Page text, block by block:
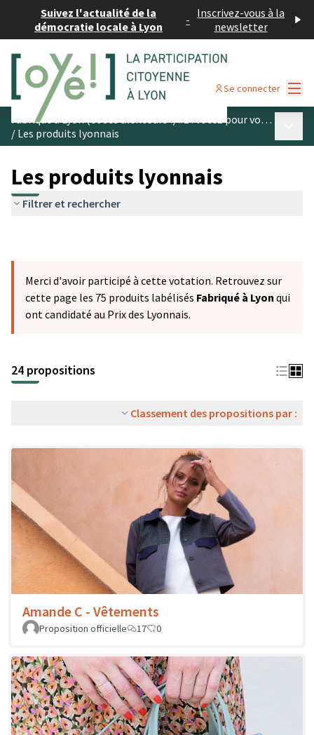
Suivez l'actualité de la
démocratie locale à Lyon
- Inscrivez-vous à la
newsletter
Se connecter
Fabriqué à Lyon (et ses alentours !) #1 : votez pour vos produits préférés
/ Les produits lyonnais
Les produits lyonnais
Filtrer et rechercher
Merci d'avoir participé à cette votation. Retrouvez sur
cette page les 75 produits labélisés Fabriqué à Lyon qui
ont candidaté au Prix des Lyonnais.
24 propositions
Classement des propositions par :
Amande C - Vêtements
Proposition officielle 17 0